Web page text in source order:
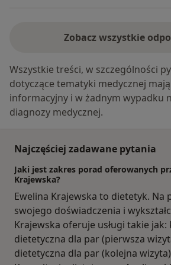
Zobacz wszystkie
Wszystkie treści, w szczególności
dotyczące tematyki medycznej
informacyjny i w żadnym wypadku
diagnozy medycznej.
Najczęściej zadawane pytania
Jaki jest zakres porad oferowanych
Krajewska?
Ewelina Krajewska to dietetyk. Na
swojego doświadczenia i
Krajewska oferuje usługi takie jak:
dietetyczna dla par (pierwsza
dietetyczna dla par (kolejna